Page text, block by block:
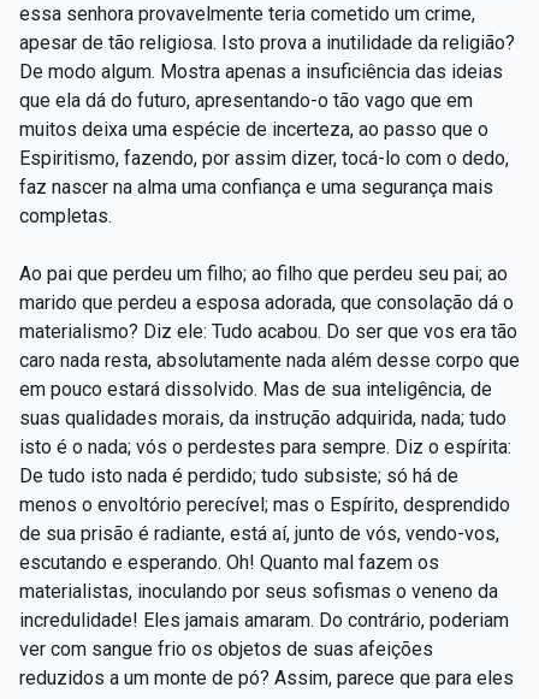
essa senhora provavelmente teria cometido um crime,
apesar de tão religiosa. Isto prova a inutilidade da religião?
De modo algum. Mostra apenas a insuficiência das ideias
que ela dá do futuro, apresentando-o tão vago que em
muitos deixa uma espécie de incerteza, ao passo que o
Espiritismo, fazendo, por assim dizer, tocá-lo com o dedo,
faz nascer na alma uma confiança e uma segurança mais
completas.
Ao pai que perdeu um filho; ao filho que perdeu seu pai; ao
marido que perdeu a esposa adorada, que consolação dá o
materialismo? Diz ele: Tudo acabou. Do ser que vos era tão
caro nada resta, absolutamente nada além desse corpo que
em pouco estará dissolvido. Mas de sua inteligência, de
suas qualidades morais, da instrução adquirida, nada; tudo
isto é o nada; vós o perdestes para sempre. Diz o espírita:
De tudo isto nada é perdido; tudo subsiste; só há de
menos o envoltório perecível; mas o Espírito, desprendido
de sua prisão é radiante, está aí, junto de vós, vendo-vos,
escutando e esperando. Oh! Quanto mal fazem os
materialistas, inoculando por seus sofismas o veneno da
incredulidade! Eles jamais amaram. Do contrário, poderiam
ver com sangue frio os objetos de suas afeições
reduzidos a um monte de pó? Assim, parece que para eles